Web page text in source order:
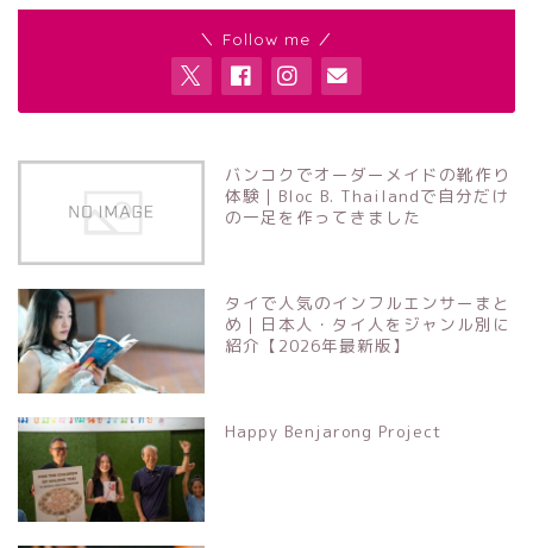
＼ Follow me ／
バンコクでオーダーメイドの靴作り
体験｜Bloc B. Thailandで自分だけ
の一足を作ってきました
タイで人気のインフルエンサーまと
め｜日本人・タイ人をジャンル別に
紹介【2026年最新版】
Happy Benjarong Project